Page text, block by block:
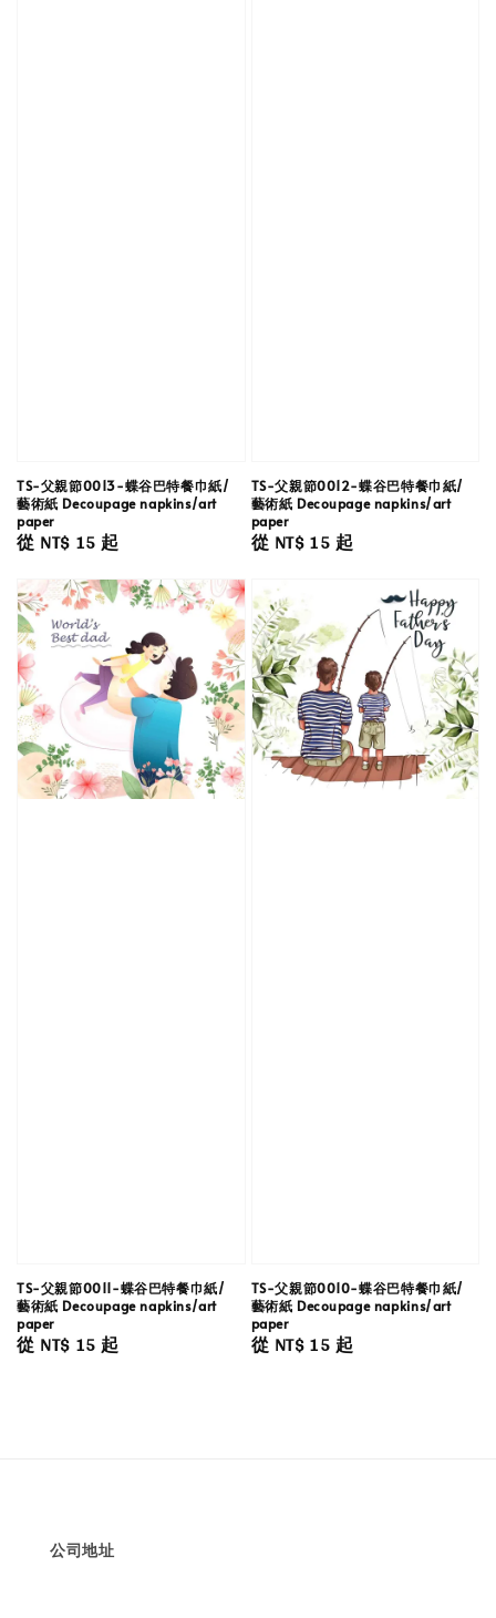
TS-父親節0013-蝶谷巴特餐巾紙/
藝術紙 Decoupage napkins/art
paper
Regular
從 NT$ 15起
TS-父親節0012-蝶谷巴特餐巾紙/
藝術紙 Decoupage napkins/art
paper
Regular
從 NT$ 15起
TS-父親節0011-蝶谷巴特餐巾紙/
藝術紙 Decoupage napkins/art
paper
Regular
從 NT$ 15起
TS-父親節0010-蝶谷巴特餐巾紙/
藝術紙 Decoupage napkins/art
paper
Regular
從 NT$ 15起
公司地址